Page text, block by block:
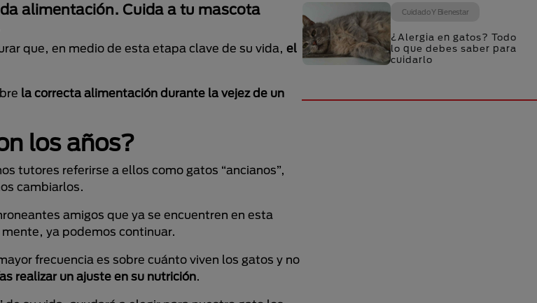
alimentación. Cuida a tu mascota
que, en medio de esta etapa clave de su vida, el
la correcta alimentación durante la vejez de un
los años?
tutores referirse a ellos como gatos “ancianos”,
cambiarlos.
amigos que ya se encuentren en esta
mente, ya podemos continuar.
frecuencia es sobre cuánto viven los gatos y no
realizar un ajuste en su nutrición.
Cuidado Y Bienestar
¿Alergia en gatos? Todo
lo que debes saber para
cuidarlo